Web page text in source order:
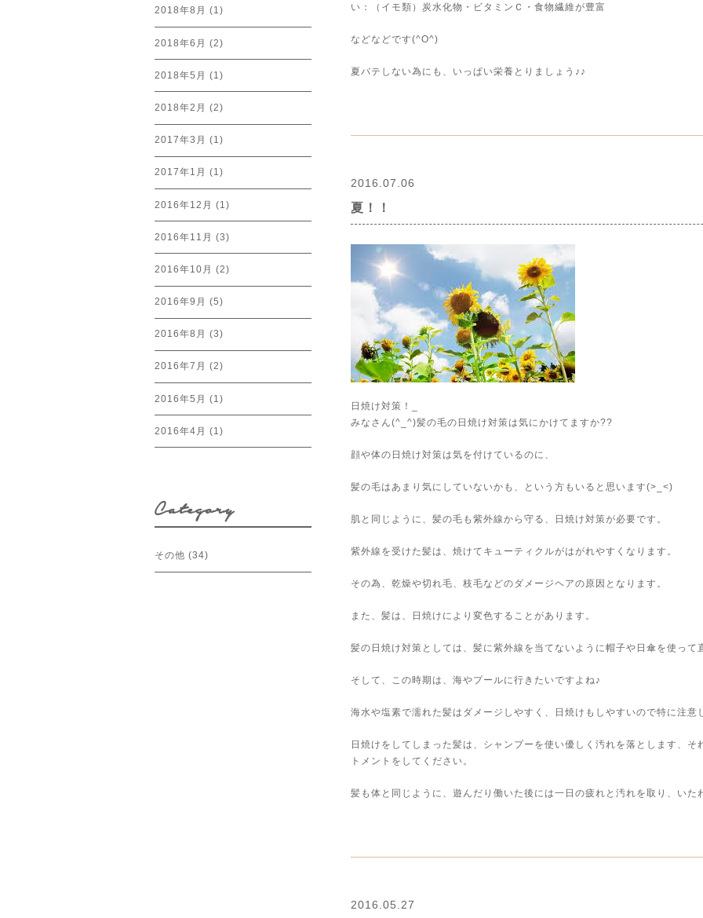
い：（イモ類）炭水化物・ビタミンＣ・食物繊維が豊富
などなどです(^O^)
夏バテしない為にも、いっぱい栄養とりましょう♪♪
2016.07.06
夏！！
日焼け対策！_
みなさん(^_^)髪の毛の日焼け対策は気にかけてますか??
顔や体の日焼け対策は気を付けているのに、
髪の毛はあまり気にしていないかも、という方もいると思います(>_<)
肌と同じように、髪の毛も紫外線から守る、日焼け対策が必要です。
紫外線を受けた髪は、焼けてキューティクルがはがれやすくなります。
その為、乾燥や切れ毛、枝毛などのダメージヘアの原因となります。
また、髪は、日焼けにより変色することがあります。
髪の日焼け対策としては、髪に紫外線を当てないように帽子や日傘を使って
そして、この時期は、海やプールに行きたいですよね♪
海水や塩素で濡れた髪はダメージしやすく、日焼けもしやすいので特に注意
日焼けをしてしまった髪は、シャンプーを使い優しく汚れを落とします、
トメントをしてください。
髪も体と同じように、遊んだり働いた後には一日の疲れと汚れを取り、い
2016.05.27
2018年8月 (1)
2018年6月 (2)
2018年5月 (1)
2018年2月 (2)
2017年3月 (1)
2017年1月 (1)
2016年12月 (1)
2016年11月 (3)
2016年10月 (2)
2016年9月 (5)
2016年8月 (3)
2016年7月 (2)
2016年5月 (1)
2016年4月 (1)
Category
その他 (34)